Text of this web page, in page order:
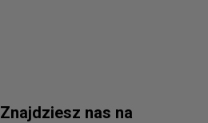
Znajdziesz nas na